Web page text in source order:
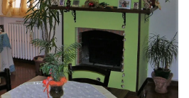
CERCA